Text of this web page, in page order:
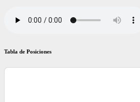
Tabla de Posiciones